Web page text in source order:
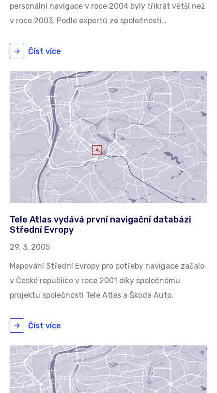
personální navigace v roce 2004 byly třikrát větší než
v roce 2003. Podle expertů ze společnosti…
Číst více
Tele Atlas vydává první navigační databázi
Střední Evropy
29. 3. 2005
Mapování Střední Evropy pro potřeby navigace začalo
v České republice v roce 2001 díky společnému
projektu společnosti Tele Atlas a Škoda Auto.
Číst více